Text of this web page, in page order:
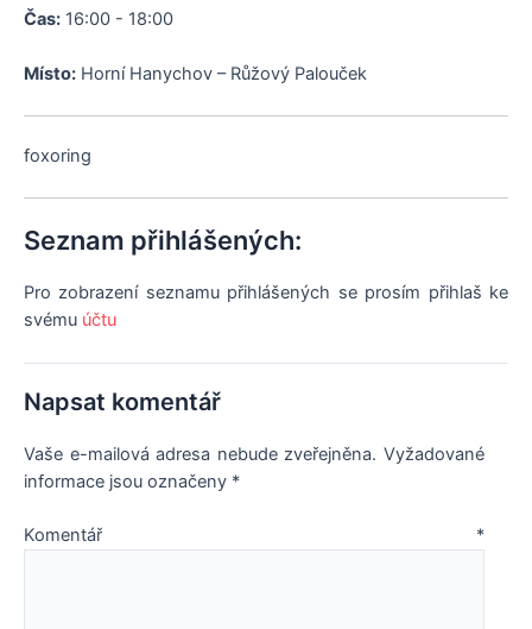
JAK SE K NÁM PŘIDAT?
O ODDÍLU
KONTAKTY
ODKAZY
PRO ČLENY
Čas: 16:00 - 18:00
Místo: Horní Hanychov – Růžový Palouček
foxoring
Seznam přihlášených:
Pro zobrazení seznamu přihlášených se prosím přihlaš ke
svému účtu
Napsat komentář
Vaše e-mailová adresa nebude zveřejněna. Vyžadované
informace jsou označeny *
Komentář *